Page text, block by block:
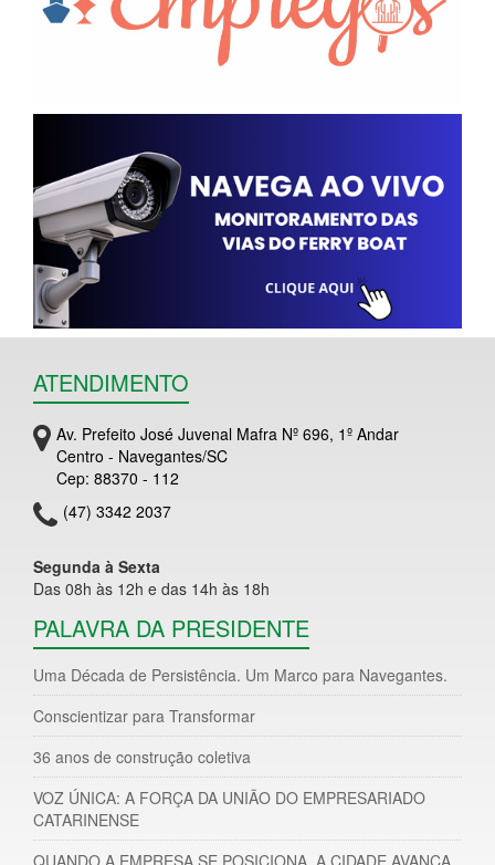
ATENDIMENTO
Av. Prefeito José Juvenal Mafra Nº 696, 1º Andar
Centro - Navegantes/SC
Cep: 88370 - 112
(47) 3342 2037
Segunda à Sexta
Das 08h às 12h e das 14h às 18h
PALAVRA DA PRESIDENTE
Uma Década de Persistência. Um Marco para Navegantes.
Conscientizar para Transformar
36 anos de construção coletiva
VOZ ÚNICA: A FORÇA DA UNIÃO DO EMPRESARIADO
CATARINENSE
QUANDO A EMPRESA SE POSICIONA, A CIDADE AVANÇA